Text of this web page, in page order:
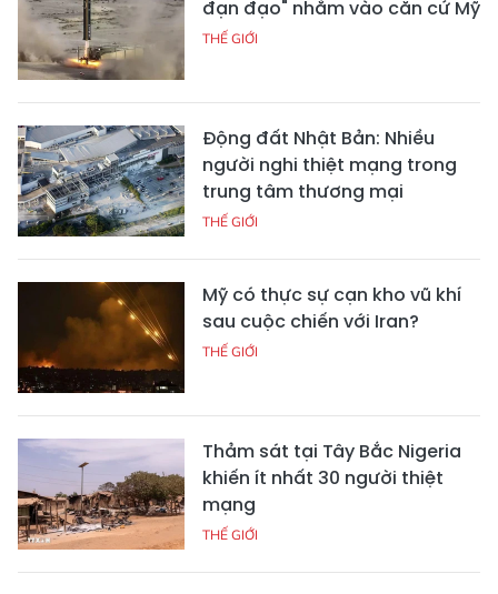
đạn đạo" nhằm vào căn cứ Mỹ
THẾ GIỚI
Động đất Nhật Bản: Nhiều
người nghi thiệt mạng trong
trung tâm thương mại
THẾ GIỚI
Mỹ có thực sự cạn kho vũ khí
sau cuộc chiến với Iran?
THẾ GIỚI
Thảm sát tại Tây Bắc Nigeria
khiến ít nhất 30 người thiệt
mạng
THẾ GIỚI